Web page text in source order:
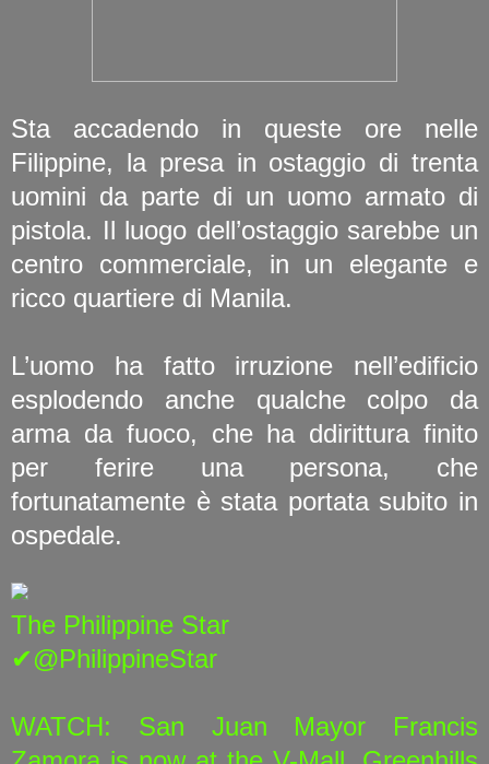
Sta accadendo in queste ore nelle
Filippine, la presa in ostaggio di trenta
uomini da parte di un uomo armato di
pistola. Il luogo dell’ostaggio sarebbe un
centro commerciale, in un elegante e
ricco quartiere di Manila.
L’uomo ha fatto irruzione nell’edificio
esplodendo anche qualche colpo da
arma da fuoco, che ha ddirittura finito
per ferire una persona, che
fortunatamente è stata portata subito in
ospedale.
The Philippine Star
✔@PhilippineStar
WATCH: San Juan Mayor Francis